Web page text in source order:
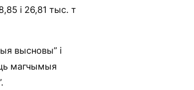
і 26,81 тыс. т
высновы” і
магчымыя